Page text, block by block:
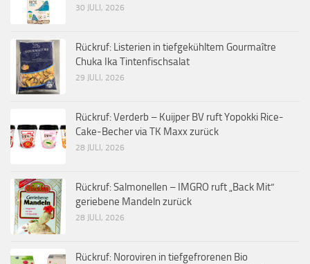
30 JULI, 2026
Rückruf: Listerien in tiefgekühltem Gourmaître
Chuka Ika Tintenfischsalat
29 JULI, 2026
Rückruf: Verderb – Kuijper BV ruft Yopokki Rice-
Cake-Becher via TK Maxx zurück
28 JULI, 2026
Rückruf: Salmonellen – IMGRO ruft „Back Mit“
geriebene Mandeln zurück
28 JULI, 2026
Rückruf: Noroviren in tiefgefrorenen Bio